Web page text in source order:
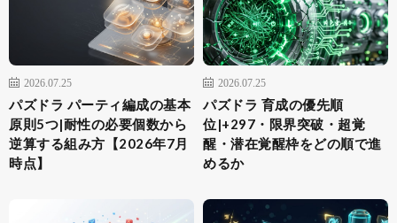
2026.07.25
パズドラ パーティ編成の基本
原則5つ|耐性の必要個数から
逆算する組み方【2026年7月
時点】
2026.07.25
パズドラ 育成の優先順
位|+297・限界突破・超覚
醒・潜在覚醒枠をどの順で進
めるか